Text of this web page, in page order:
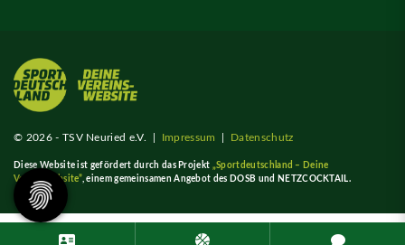
© 2026 - TSV Neuried e.V. | Impressum Datenschutz
Diese Website ist gefördert durch das Projekt „Sportdeutschland – Deine
Vereinswebsite”, einem gemeinsamen Angebot des DOSB und NETZCOCKTAIL.